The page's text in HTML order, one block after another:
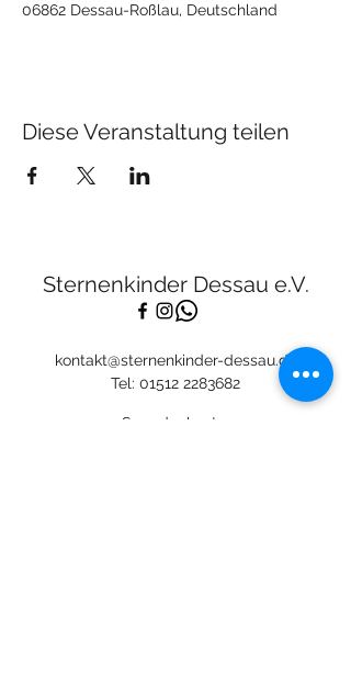
06862 Dessau-Roßlau, Deutschland
Diese Veranstaltung teilen
Sternenkinder Dessau e.V.
Tel: 01512 2283682
kontakt@sternenkinder-dessau.de
Spendenkonto: